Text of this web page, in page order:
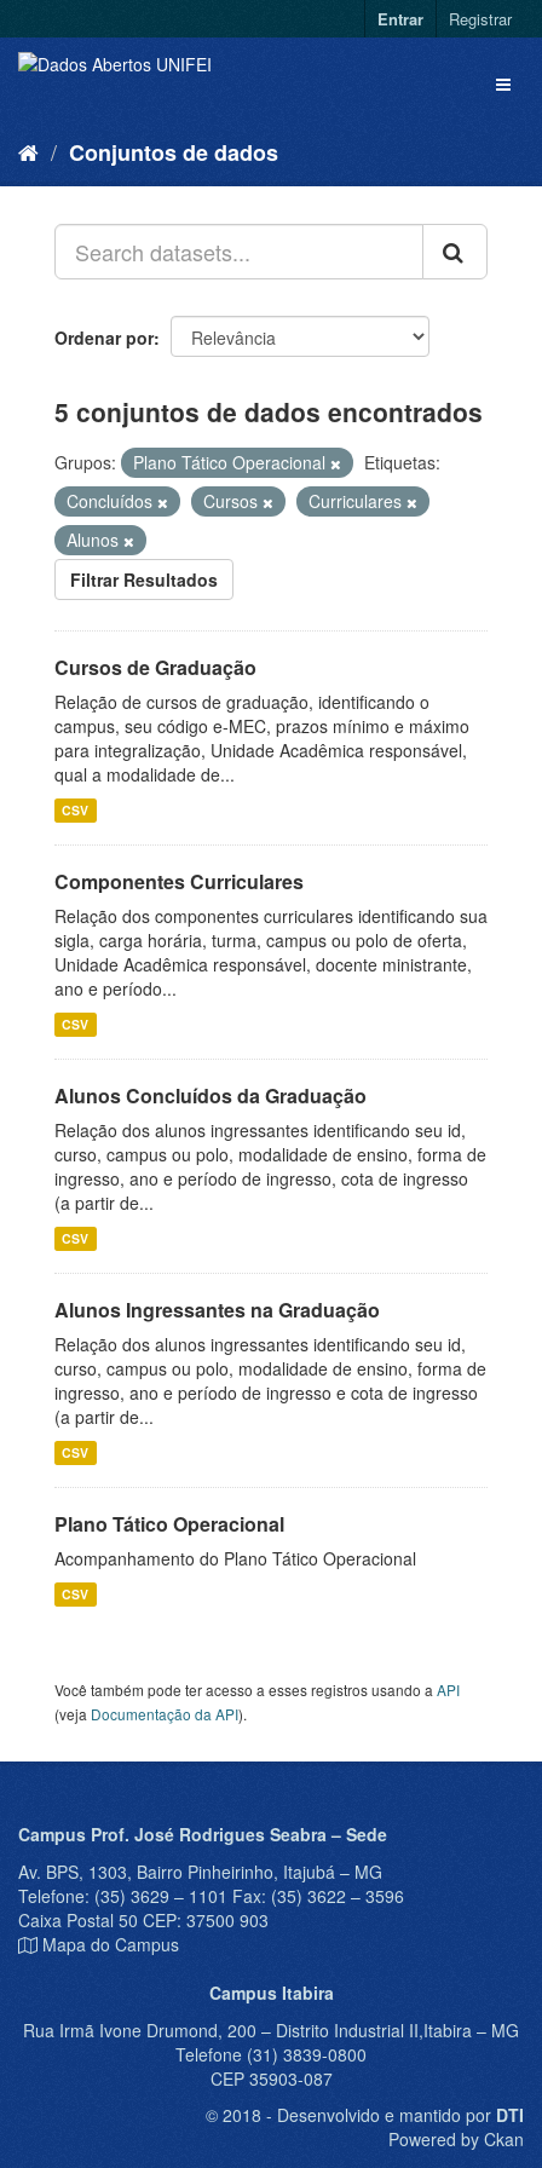
Entrar Registrar
Conjuntos de dados
Ordenar por
5 conjuntos de dados encontrados
Grupos: Plano Tático Operacional
Etiquetas:
Concluídos
Cursos
Curriculares
Alunos
Filtrar Resultados
Cursos de Graduação
Relação de cursos de graduação, identificando o
campus, seu código e-MEC, prazos mínimo e máximo
para integralização, Unidade Acadêmica responsável,
qual a modalidade de...
CSV
Componentes Curriculares
Relação dos componentes curriculares identificando sua
sigla, carga horária, turma, campus ou polo de oferta,
Unidade Acadêmica responsável, docente ministrante,
ano e período...
CSV
Alunos Concluídos da Graduação
Relação dos alunos ingressantes identificando seu id,
curso, campus ou polo, modalidade de ensino, forma de
ingresso, ano e período de ingresso, cota de ingresso
(a partir de...
CSV
Alunos Ingressantes na Graduação
Relação dos alunos ingressantes identificando seu id,
curso, campus ou polo, modalidade de ensino, forma de
ingresso, ano e período de ingresso e cota de ingresso
(a partir de...
CSV
Plano Tático Operacional
Acompanhamento do Plano Tático Operacional
CSV
Você também pode ter acesso a esses registros usando a API
(veja Documentação da API).
Campus Prof. José Rodrigues Seabra – Sede
Av. BPS, 1303, Bairro Pinheirinho, Itajubá – MG
Telefone: (35) 3629 – 1101 Fax: (35) 3622 – 3596
Caixa Postal 50 CEP: 37500 903
Mapa do Campus
Campus Itabira
Rua Irmã Ivone Drumond, 200 – Distrito Industrial II,Itabira – MG
Telefone (31) 3839-0800
CEP 35903-087
© 2018 - Desenvolvido e mantido por DTI
Powered by Ckan